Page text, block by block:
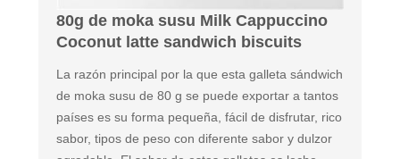
80g de moka susu Milk Cappuccino
Coconut latte sandwich biscuits
La razón principal por la que esta galleta sándwich
de moka susu de 80 g se puede exportar a tantos
países es su forma pequeña, fácil de disfrutar, rico
sabor, tipos de peso con diferente sabor y dulzor